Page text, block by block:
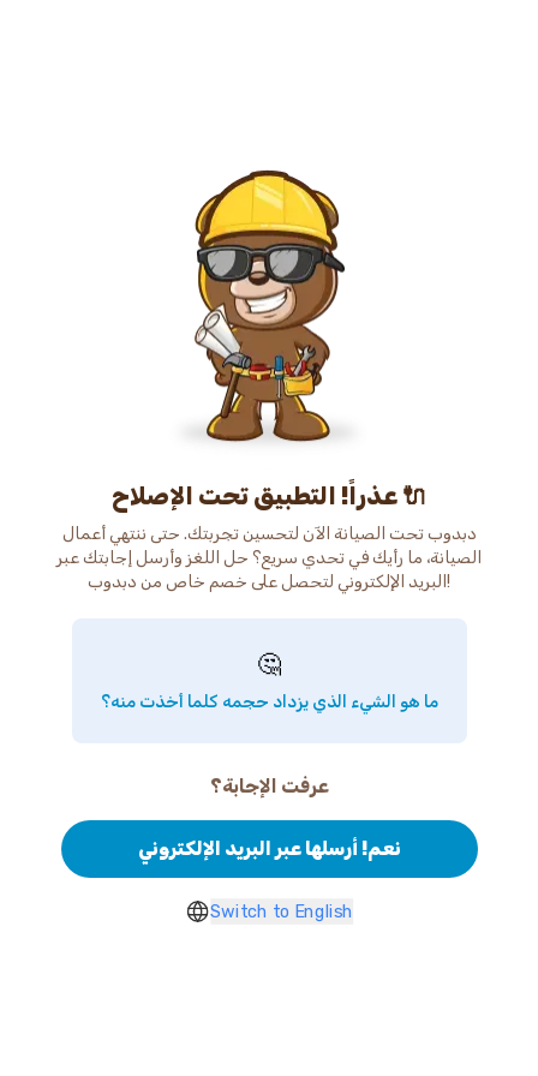
عذراً! التطبيق تحت الإصلاح 🔌
دبدوب تحت الصيانة الآن لتحسين تجربتك. حتى ننتهي أعمال
الصيانة، ما رأيك في تحدي سريع؟ حل اللغز وأرسل إجابتك عبر
البريد الإلكتروني لتحصل على خصم خاص من دبدوب!
🤔
ما هو الشيء الذي يزداد حجمه كلما أخذت منه؟
عرفت الإجابة؟
نعم! أرسلها عبر البريد الإلكتروني
Switch to English